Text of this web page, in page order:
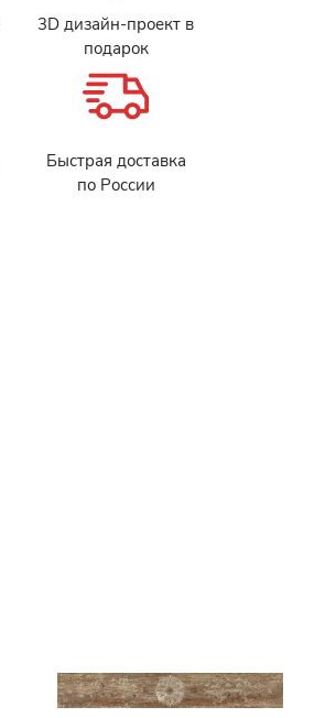
3D дизайн-проект в
подарок
Быстрая доставка
по России